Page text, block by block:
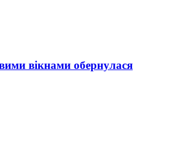
вікнами обернулася